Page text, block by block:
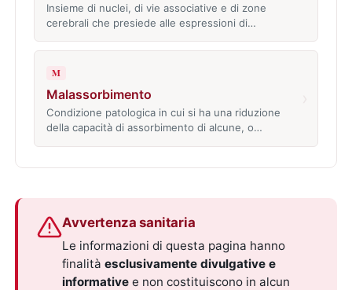
Insieme di nuclei, di vie associative e di zone
cerebrali che presiede alle espressioni di…
M
Malassorbimento
Condizione patologica in cui si ha una riduzione
della capacità di assorbimento di alcune, o…
Avvertenza sanitaria
Le informazioni di questa pagina hanno
finalitàesclusivamente divulgative e
informative e non costituiscono in alcun